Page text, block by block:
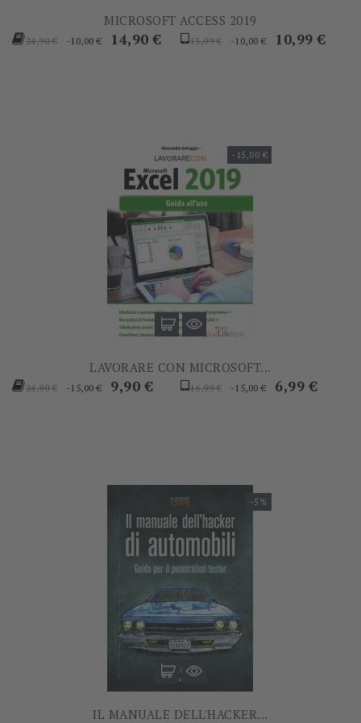
MICROSOFT ACCESS 2019
Prezzo
24,90 € -10,00 € Prezzo
14,90 €
Prezzo
13,99 € -10,00 € Prezzo
10,99 €
-15,00 €
LAVORARE CON MICROSOFT...
Prezzo
24,90 € -15,00 € Prezzo
9,90 €
Prezzo
16,99 € -15,00 € Prezzo
6,99 €
-5%
IL MANUALE DELL'HACKER...